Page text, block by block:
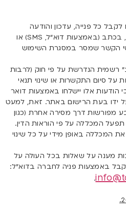
כל פנייה, עדכון והודעה
מהמכללה או מי מטעמה, בכתב (באמצעות דוא”ל, SMS) או
הקשר שמסר במסגרת השימוש
רשמית הנדרשת על פי חוק (לרבות
על סיום התקשרות או שינוי תנאי
אלו יישלחו באמצעות דואר
על ידו בעת הרישום באתר. זאת, למעט
מפורשות דרך מסירה אחרת (כגון
המכללה על פי הוראות הדין.
המכללה באופן מידי על כל שינוי
מענה על שאלות בכל העולה על
לקבל באמצעות פניה לחברה בדוא”ל:
.